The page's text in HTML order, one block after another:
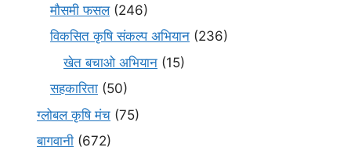
मौसमी फसल(246)
विकसित कृषि संकल्प अभियान (236)
खेत बचाओ अभियान (15)
सहकारिता (50)
ग्लोबल कृषि मंच (75)
बागवानी (672)